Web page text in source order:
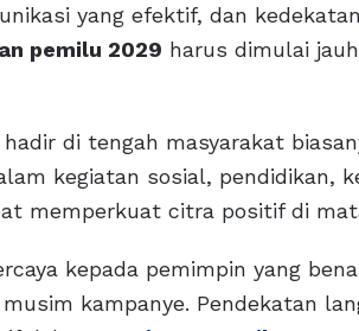
yang efektif, dan
pemilu 2029 harus dimulai
di tengah masyarakat
kegiatan sosial, pendidikan,
memperkuat citra positif di
kepada pemimpin yang
kampanye. Pendekatan